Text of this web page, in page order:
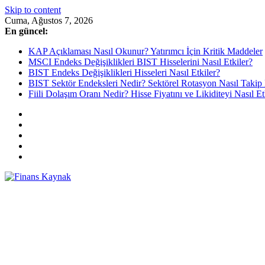
Skip to content
Cuma, Ağustos 7, 2026
En güncel:
KAP Açıklaması Nasıl Okunur? Yatırımcı İçin Kritik Maddeler
MSCI Endeks Değişiklikleri BIST Hisselerini Nasıl Etkiler?
BIST Endeks Değişiklikleri Hisseleri Nasıl Etkiler?
BIST Sektör Endeksleri Nedir? Sektörel Rotasyon Nasıl
Fiili Dolaşım Oranı Nedir? Hisse Fiyatını ve Likiditeyi Nasıl